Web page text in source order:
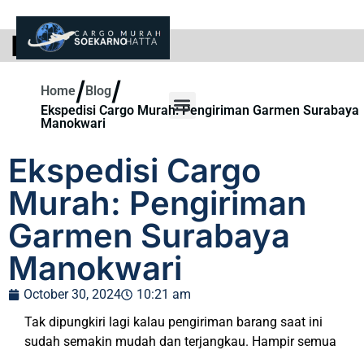
BLOG
Home/Blog/
Ekspedisi Cargo Murah: Pengiriman Garmen Surabaya
Manokwari
Ekspedisi Cargo
Murah: Pengiriman
Garmen Surabaya
Manokwari
October 30, 2024
10:21 am
Tak dipungkiri lagi kalau pengiriman barang saat ini
sudah semakin mudah dan terjangkau. Hampir semua